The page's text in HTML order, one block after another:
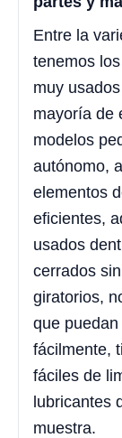
Entre la
tenemos
muy
mayoría de
modelos
autónomo,
elementos
eficientes,
usados
cerrados
giratorios,
que
fácilmente,
fáciles de
lubricantes
muestra.